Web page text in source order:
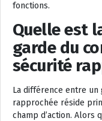
fonctions.
Quelle est
garde du
sécurité
La différence entre un
rapprochée réside
champ d’action. Alors